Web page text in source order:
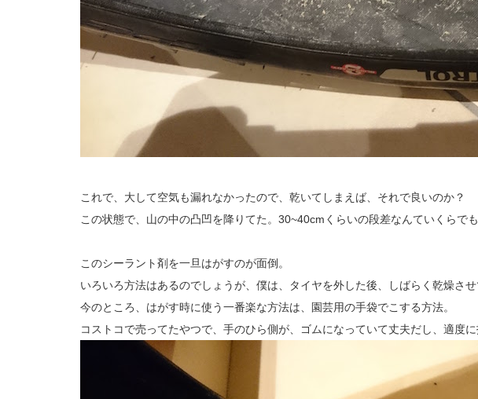
これで、大して空気も漏れなかったので、乾いてしまえば、それで良いのか？
この状態で、山の中の凸凹を降りてた。30~40cmくらいの段差なんていくらで
このシーラント剤を一旦はがすのが面倒。
いろいろ方法はあるのでしょうが、僕は、タイヤを外した後、しばらく乾燥させ
今のところ、はがす時に使う一番楽な方法は、園芸用の手袋でこする方法。
コストコで売ってたやつで、手のひら側が、ゴムになっていて丈夫だし、適度